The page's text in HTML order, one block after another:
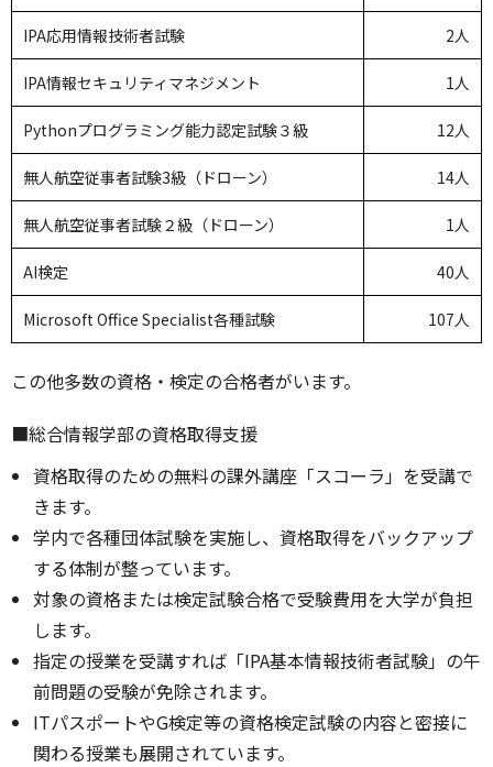
IPA応用情報技術者試験 2人
IPA情報セキュリティマネジメント 1人
Pythonプログラミング能力認定試験３級 12人
無人航空従事者試験3級（ドローン） 14人
無人航空従事者試験２級（ドローン） 1人
AI検定 40人
Microsoft Office Specialist各種試験 107人
この他多数の資格・検定の合格者がいます。
■総合情報学部の資格取得支援
資格取得のための無料の課外講座「スコーラ」を受講で
きます。
学内で各種団体試験を実施し、資格取得をバックアップ
する体制が整っています。
対象の資格または検定試験合格で受験費用を大学が負担
します。
指定の授業を受講すれば「IPA基本情報技術者試験」の午
前問題の受験が免除されます。
ITパスポートやG検定等の資格検定試験の内容と密接に
関わる授業も展開されています。